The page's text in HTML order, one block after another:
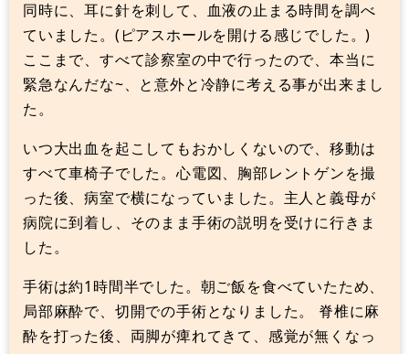
同時に、耳に針を刺して、血液の止まる時間を調べ
ていました。(ピアスホールを開ける感じでした。)
ここまで、すべて診察室の中で行ったので、本当に
緊急なんだな~、と意外と冷静に考える事が出来まし
た。
いつ大出血を起こしてもおかしくないので、移動は
すべて車椅子でした。心電図、胸部レントゲンを撮
った後、病室で横になっていました。主人と義母が
病院に到着し、そのまま手術の説明を受けに行きま
した。
手術は約1時間半でした。朝ご飯を食べていたため、
局部麻酔で、切開での手術となりました。 脊椎に麻
酔を打った後、両脚が痺れてきて、感覚が無くなっ